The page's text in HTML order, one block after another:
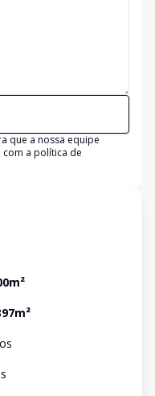
que a nossa equipe
a política de
m²
m²
s
s